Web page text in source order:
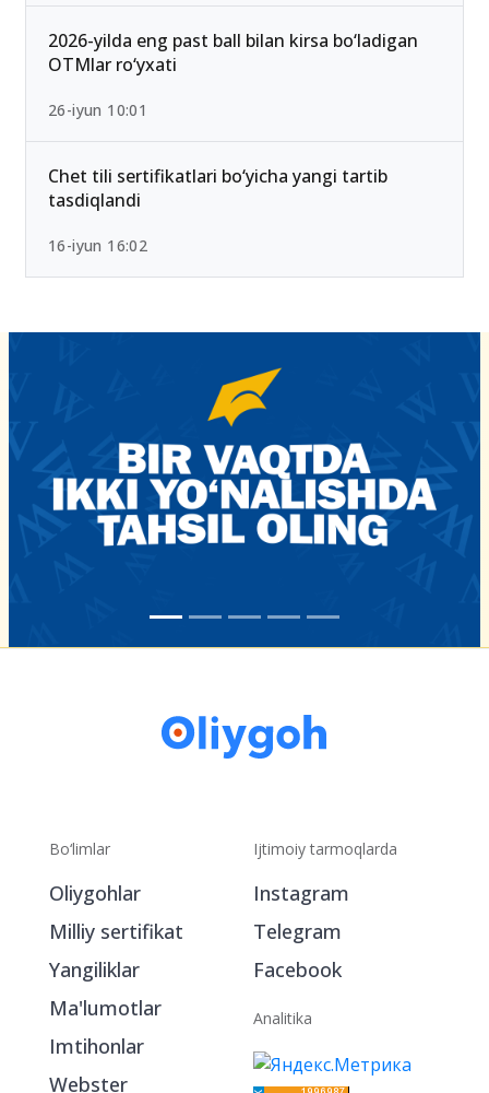
2026-yilda eng past ball bilan kirsa bo‘ladigan
OTMlar ro‘yxati
26-iyun 10:01
Chet tili sertifikatlari bo‘yicha yangi tartib
tasdiqlandi
16-iyun 16:02
Bo‘limlar
Oliygohlar
Milliy sertifikat
Yangiliklar
Ma'lumotlar
Imtihonlar
Webster
Ijtimoiy tarmoqlarda
Instagram
Telegram
Facebook
Analitika